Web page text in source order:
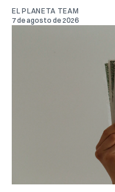
EL PLANETA TEAM
7 de agosto de 2026